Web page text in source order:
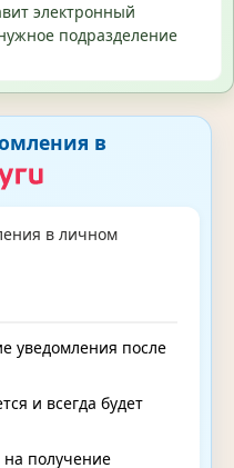
электронный
подразделение
в
в личном
уведомления после
и всегда будет
получение